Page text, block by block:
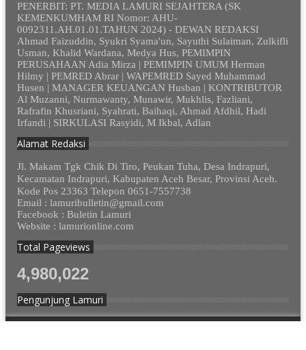
PENERBIT: PT. MEDIA LAMURI SEJAHTERA (SK
KEMENKUMHAM RI Nomor: AHU-
0092311.AH.01.01.TAHUN 2024) - DEWAN REDAKSI
Ahmad Faizuddin, Syukri Syama'un, Sayuthi Sulaiman, Zulkifli
Usman, Khalid Wardana, Medya Hus, PEMIMPIN
PERUSAHAAN Adia Mirza | PEMIMPIN UMUM Herman
Hilmy | PEMRED Abrar | WAPEMRED Sayed Muhammad
Husen | MANAGER KEUANGAN Husban | KONTRIBUTOR
Al Muzanni, Nurmawanty, Munawir, Mukhlis, Fazliani,
Rafrafin Khusriani, Syahrati, Baihaqi, Ahmad Afdhil, Hadi
Irfandi | SIRKULASI Rasyidi, M Ikbal, Adlan
Alamat Redaksi
Jl. Makam Tgk Chik Di Tiro, Peukan Tuha, Desa Indrapuri,
Kecamatan Indrapuri, Kabupaten Aceh Besar, Provinsi Aceh.
Kode Pos 23363 Telepon 0651-7557738
Email : lamuribulletin@gmail.com
Facebook : Buletin Lamuri
Website : lamurionline.com
Total Pageviews
4,980,022
Pengunjung Lamuri